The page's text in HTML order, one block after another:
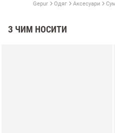
Gepur Одяг Аксесуари
З ЧИМ НОСИТИ